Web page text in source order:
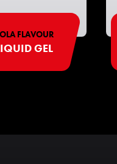
FLAVOUR
GEL